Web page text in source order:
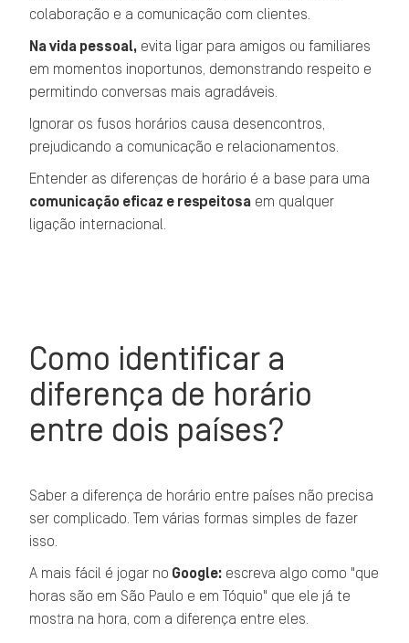
colaboração e a comunicação com clientes.
Na vida pessoal, evita ligar para amigos ou familiares
em momentos inoportunos, demonstrando respeito e
permitindo conversas mais agradáveis.
Ignorar os fusos horários causa desencontros,
prejudicando a comunicação e relacionamentos.
Entender as diferenças de horário é a base para uma
comunicação eficaz e respeitosa em qualquer
ligação internacional.
Como identificar a
diferença de horário
entre dois países?
Saber a diferença de horário entre países não precisa
ser complicado. Tem várias formas simples de fazer
isso.
A mais fácil é jogar no Google: escreva algo como "que
horas são em São Paulo e em Tóquio" que ele já te
mostra na hora, com a diferença entre eles.